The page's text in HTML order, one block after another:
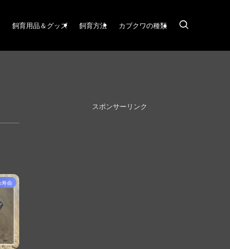
飼育用品＆グッズ 飼育方法 カブクワの種類
命
スポンサーリンク